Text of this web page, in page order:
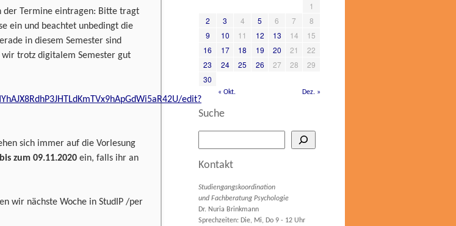
der Termine eintragen: Bitte tragt
ein und beachtet unbedingt die
in diesem Semester sind
trotz digitalem Semester gut
edit?
sich immer auf die Vorlesung
zum 09.11.2020 ein, falls ihr an
wir nächste Woche in StudIP /per
1
2
3 4 5 6 7
8
9
10 11 12 13 14
15
16
17 18 19 20 21
22
23
24 25 26 27 28
29
30
« Okt. Dez. »
Suche
Kontakt
Studiengangskoordination
und Fachberatung Psychologie
Dr. Nuria Brinkmann
Sprechzeiten: Die, Mi, Do 9 - 12 Uhr